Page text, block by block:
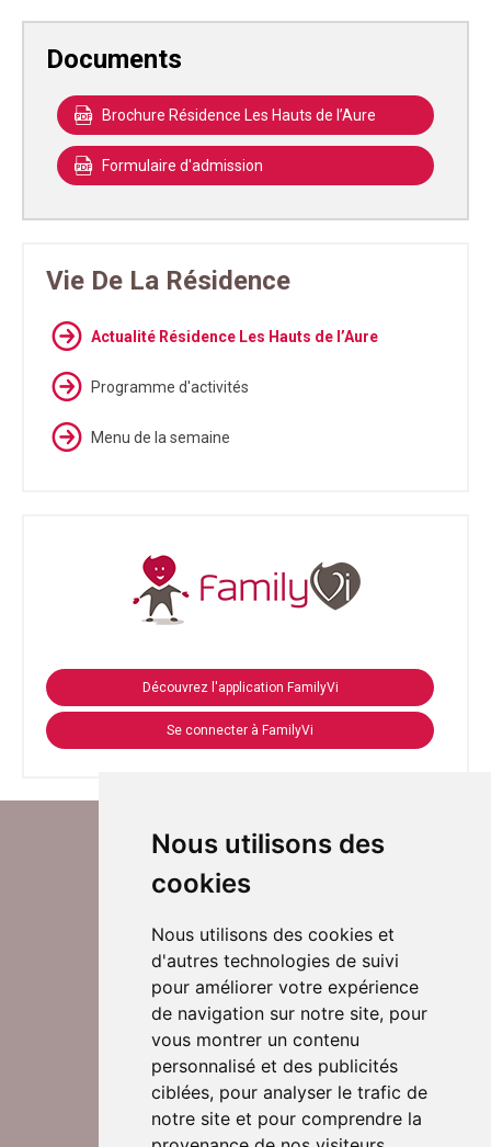
Nous utilisons des
cookies
Nous utilisons des cookies et
d'autres technologies de suivi
pour améliorer votre expérience
de navigation sur notre site, pour
vous montrer un contenu
personnalisé et des publicités
ciblées, pour analyser le trafic de
notre site et pour comprendre la
Documents
Brochure Résidence Les Hauts de l’Aure
Formulaire d'admission
Vie De La Résidence
Actualité Résidence Les Hauts de l’Aure
Programme d'activités
Menu de la semaine
Découvrez l'application FamilyVi
Se connecter à FamilyVi
Suivez-nous sur Twitter
Rejoignez nos équipes